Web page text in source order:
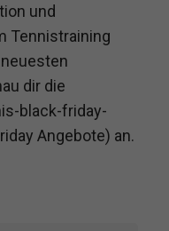
und
Tennistraining
dir die
black-friday-
Angebote) an.